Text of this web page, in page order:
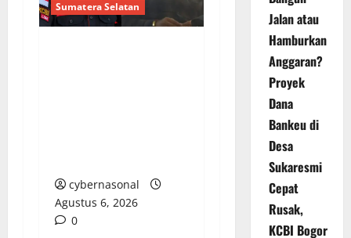
Sumatera Selatan
cybernasonal
Agustus 6, 2026
0
Jalan atau
Hamburkan
Anggaran?
Proyek
Dana
Bankeu di
Desa
Sukaresmi
Cepat
Rusak,
KCBI Bogor